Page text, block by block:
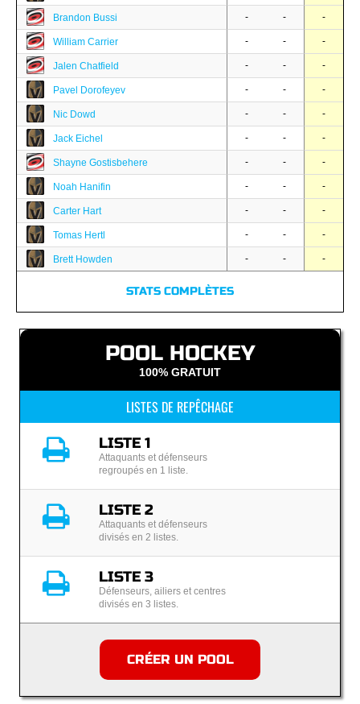
Brandon Bussi - - -
William Carrier - - -
Jalen Chatfield - - -
Pavel Dorofeyev - - -
Nic Dowd - - -
Jack Eichel - - -
Shayne Gostisbehere - - -
Noah Hanifin - - -
Carter Hart - - -
Tomas Hertl - - -
Brett Howden - - -
STATS COMPLÈTES
POOL HOCKEY
100% GRATUIT
LISTES DE REPÊCHAGE
LISTE 1
Attaquants et défenseurs
regroupés en 1 liste.
LISTE 2
Attaquants et défenseurs
divisés en 2 listes.
LISTE 3
Défenseurs, ailiers et centres
divisés en 3 listes.
CRÉER UN POOL